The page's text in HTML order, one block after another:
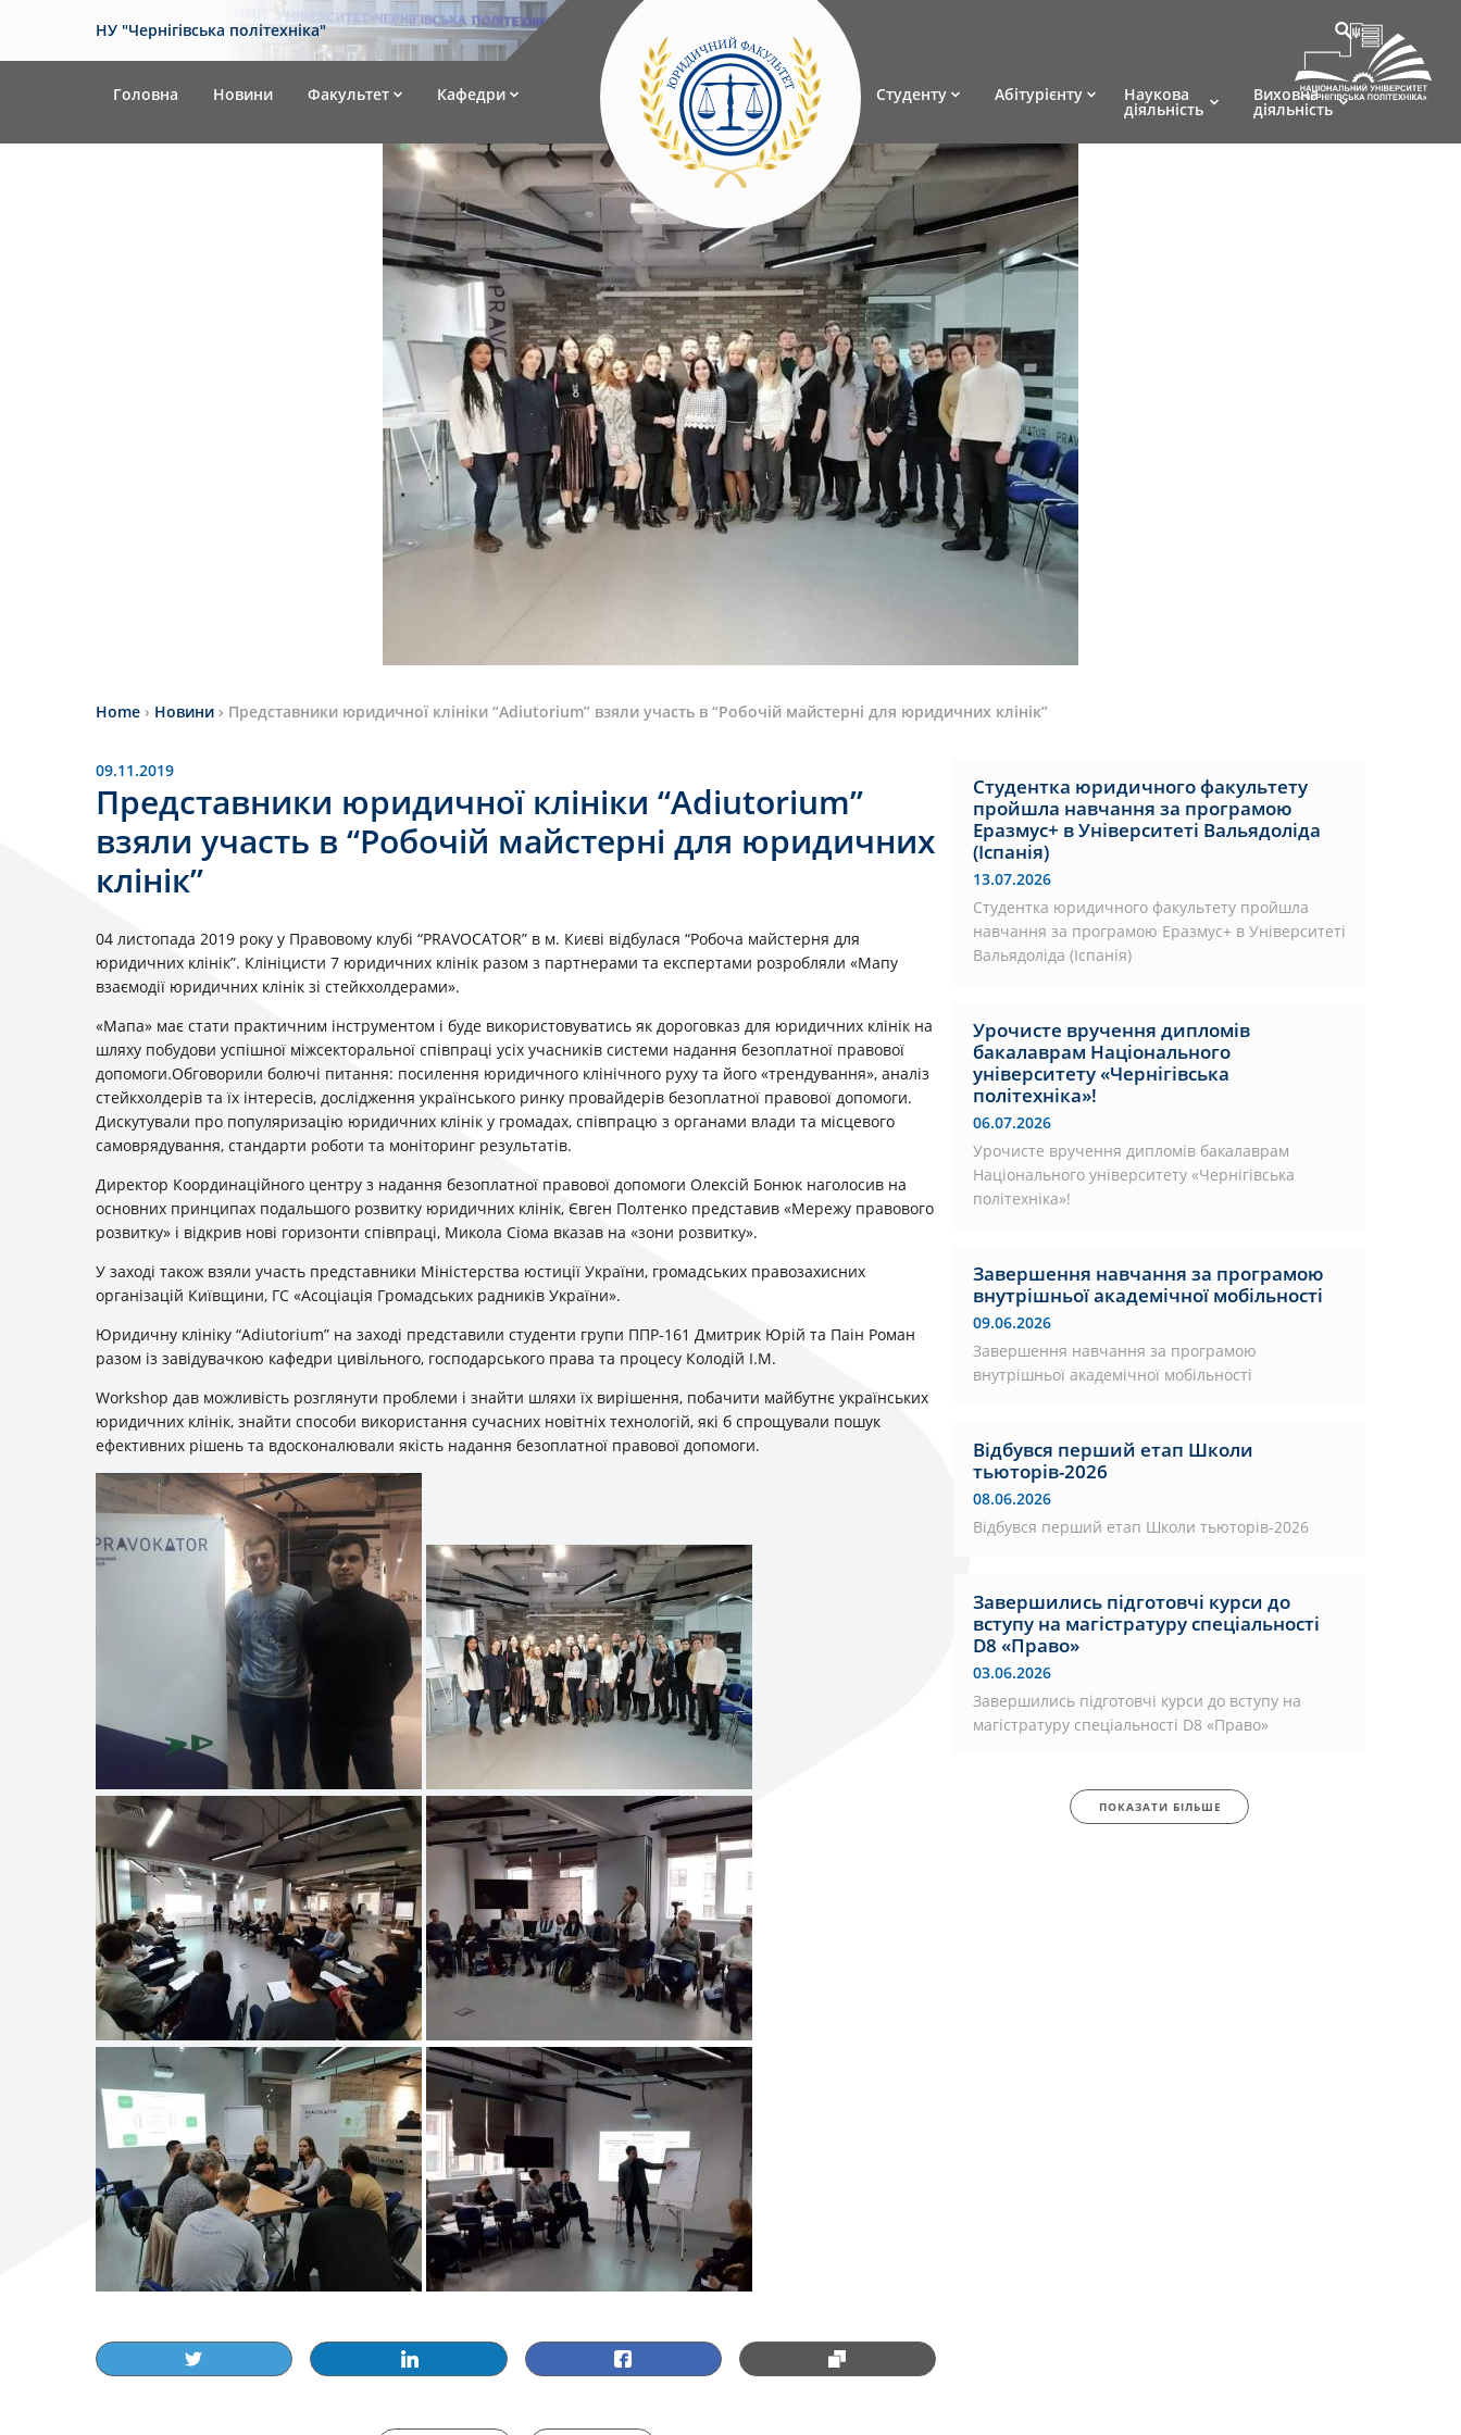
НУ "Чернігівська політехніка"
Головна Новини Факультет Кафедри Студенту Абітурієнту Наукова
діяльність
Виховна
діяльність
Home › Новини › Представники юридичної клiнiки “Аdiutorium” взяли участь в “Робочій майстерні для юридичних клінік”
09.11.2019
Представники юридичної клiнiки “Аdiutorium”
взяли участь в “Робочій майстерні для юридичних
клінік”
04 листопада 2019 року у Правовому клубі “PRAVOCATOR” в м. Києві відбулася “Робоча майстерня для
юридичних клінік”. Клінiцисти 7 юридичних клінік разом з партнерами та експертами розробляли «Мапу
взаємодії юридичних клінік зі стейкхолдерами».
«Мапа» має стати практичним інструментом і буде використовуватись як дороговказ для юридичних клінік на
шляху побудови успішної міжсекторальної співпраці усіх учасників системи надання безоплатної правової
допомоги.Обговорили болючі питання: посилення юридичного клінічного руху та його «трендування», аналіз
стейкхолдерів та їх інтересів, дослідження українського ринку провайдерів безоплатної правової допомоги.
Дискутували про популяризацію юридичних клінік у громадах, співпрацю з органами влади та місцевого
самоврядування, стандарти роботи та моніторинг результатів.
Директор Координаційного центру з надання безоплатної правової допомоги Олексій Бонюк наголосив на
основних принципах подальшого розвитку юридичних клінік, Євген Полтенко представив «Мережу правового
розвитку» і відкрив нові горизонти співпраці, Микола Сіома вказав на «зони розвитку».
У заході також взяли участь представники Міністерства юстиції України, громадських правозахисних
організацій Київщини, ГС «Асоціація Громадських радників України».
Юридичну клiнiку “Аdiutorium” на заходi представили студенти групи ППР-161 Дмитрик Юрiй та Паiн Роман
разом iз завiдувачкою кафедри цивiльного, господарського права та процесу Колодiй I.М.
Workshop дав можливість розглянути проблеми і знайти шляхи їх вирішення, побачити майбутнє українських
юридичних клінік, знайти способи використання сучасних новітніх технологій, які б спрощували пошук
ефективних рішень та вдосконалювали якість надання безоплатної правової допомоги.
Студентка юридичного факультету
пройшла навчання за програмою
Еразмус+ в Університеті Вальядоліда
(Іспанія)
13.07.2026
Студентка юридичного факультету пройшла
навчання за програмою Еразмус+ в Університеті
Вальядоліда (Іспанія)
Урочисте вручення дипломів
бакалаврам Національного
університету «Чернігівська
політехніка»!
06.07.2026
Урочисте вручення дипломів бакалаврам
Національного університету «Чернігівська
політехніка»!
Завершення навчання за програмою
внутрішньої академічної мобільності
09.06.2026
Завершення навчання за програмою
внутрішньої академічної мобільності
Відбувся перший етап Школи
тьюторів-2026
08.06.2026
Відбувся перший етап Школи тьюторів-2026
Завершились підготовчі курси до
вступу на магістратуру спеціальності
D8 «Право»
03.06.2026
Завершились підготовчі курси до вступу на
магістратуру спеціальності D8 «Право»
ПОКАЗАТИ БІЛЬШЕ